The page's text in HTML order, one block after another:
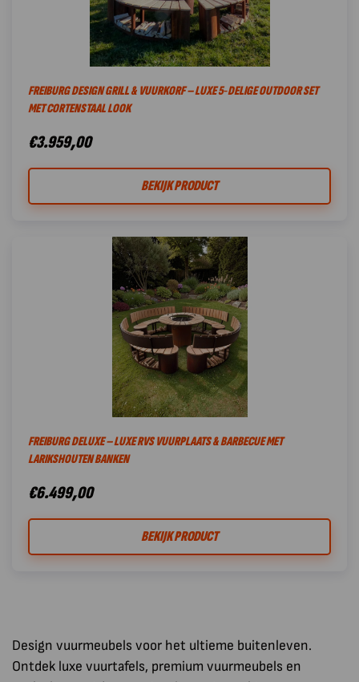
FREIBURG DESIGN GRILL & VUURKORF – LUXE 5‑DELIGE OUTDOOR SET
MET CORTENSTAAL LOOK
€3.959,00
BEKIJK PRODUCT
FREIBURG DELUXE – LUXE RVS VUURPLAATS & BARBECUE MET
LARIKSHOUTEN BANKEN
€6.499,00
BEKIJK PRODUCT
Design vuurmeubels voor het ultieme buitenleven.
Ontdek luxe vuurtafels, premium vuurmeubels en